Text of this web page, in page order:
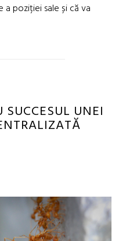
poziției sale și că va
SUCCESUL UNEI